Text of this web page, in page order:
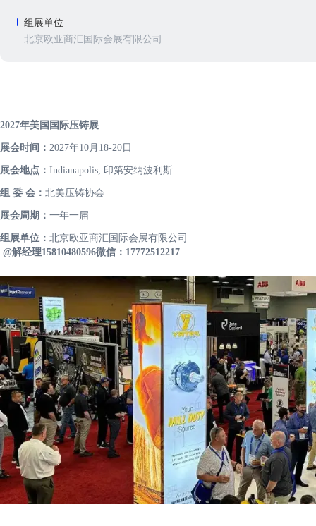
组展单位
北京欧亚商汇国际会展有限公司
2027年美国国际压铸展
展会时间： 2027年10月18-20日
展会地点： Indianapolis, 印第安纳波利斯
组 委 会： 北美压铸协会
展会周期： 一年一届
组展单位： 北京欧亚商汇国际会展有限公司
@解经理15810480596微信：17772512217